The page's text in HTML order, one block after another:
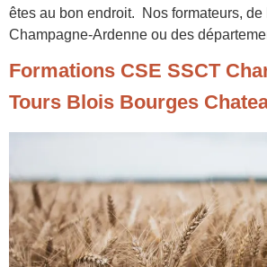
êtes au bon endroit. Nos formateurs, de
Champagne-Ardenne ou des
Formations CSE SSCT
Tours Blois Bourges